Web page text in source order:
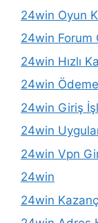
24win Oyun
24win Forum
24win Hızlı
24win
24win Giriş
24win
24win Vpn
24win
24win